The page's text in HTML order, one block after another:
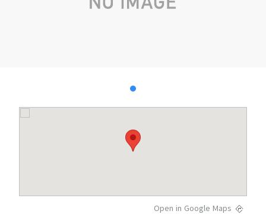
Open in Google Maps